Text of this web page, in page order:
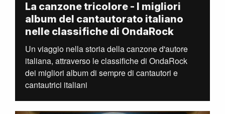
La canzone tricolore - I migliori
album del cantautorato italiano
nelle classifiche di OndaRock
Un viaggio nella storia della canzone d'autore
italiana, attraverso le classifiche di OndaRock
dei migliori album di sempre di cantautori e
cantautrici italiani